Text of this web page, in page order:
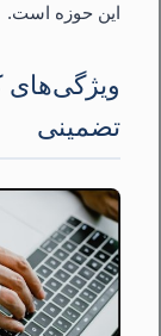
این حوزه است.
تضمینی